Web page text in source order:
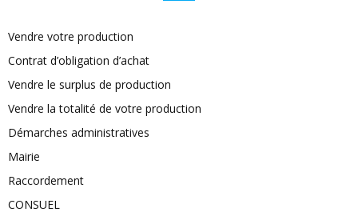
Vendre votre production
Contrat d’obligation d’achat
Vendre le surplus de production
Vendre la totalité de votre production
Démarches administratives
Mairie
Raccordement
CONSUEL